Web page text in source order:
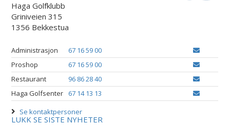
Haga Golfklubb
Griniveien 315
1356 Bekkestua
Administrasjon
67 16 59 00
Proshop
67 16 59 00
Restaurant
96 86 28 40
Haga Golfsenter
67 14 13 13
Se kontaktpersoner
LUKK SE SISTE NYHETER